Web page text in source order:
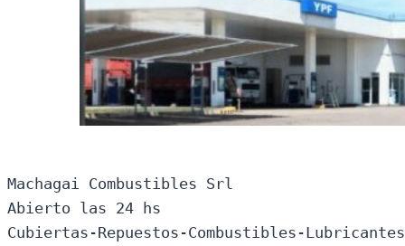
Machagai Combustibles Srl
Abierto las 24 hs
Cubiertas-Repuestos-Combustibles-